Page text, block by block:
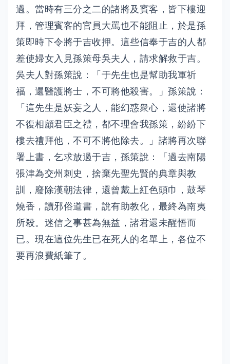
過。當時有三分之二的諸將及賓客，皆下樓迎
拜，管理賓客的官員大罵也不能阻止，於是孫
策即時下令將于吉收押。這些信奉于吉的人都
差使婦女入見孫策母吳夫人，請求解救于吉。
吳夫人對孫策說：「于先生也是幫助我軍祈
福，還醫護將士，不可將他殺害。」孫策說：
「這先生是妖妄之人，能幻惑衆心，還使諸將
不復相顧君臣之禮，都不理會我孫策，紛紛下
樓去禮拜他，不可不將他除去。」諸將再次聯
署上書，乞求放過于吉，孫策說：「過去南陽
張津為交州刺史，捨棄先聖先賢的典章與教
訓，廢除漢朝法律，還曾戴上紅色頭巾，鼓琴
燒香，讀邪俗道書，說有助教化，最終為南夷
所殺。迷信之事甚為無益，諸君還未醒悟而
已。現在這位先生已在死人的名單上，各位不
要再浪費紙筆了。